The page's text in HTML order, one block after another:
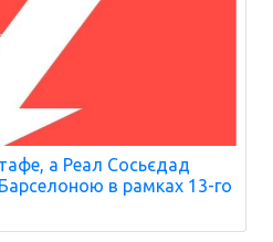
а Реал Сосьєдад
в рамках 13-го